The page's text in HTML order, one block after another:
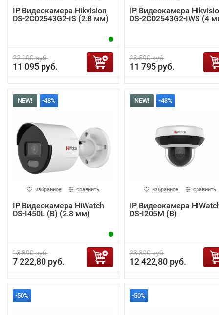
IP Видеокамера Hikvision
DS-2CD2543G2-IS (2.8 мм)
22 190 руб.
11 095 руб.
IP Видеокамера
DS-2CD2543G2-IWS (4
23 590 руб.
11 795 руб.
NEW! -48%
избранное сравнить
IP Видеокамера HiWatch
DS-I450L (B) (2.8 мм)
13 890 руб.
7 222,80 руб.
NEW! -48%
избранное сравнить
IP Видеокамера
DS-I205M (B)
23 890 руб.
12 422,80 руб.
-50% -50%